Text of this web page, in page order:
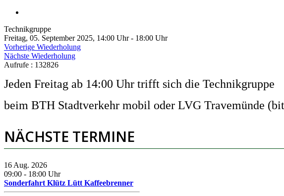
Technikgruppe
Freitag, 05. September 2025, 14:00 Uhr - 18:00 Uhr
Vorherige Wiederholung
Nächste Wiederholung
Aufrufe : 132826
Jeden Freitag ab 14:00 Uhr trifft sich die Technikgruppe
beim BTH Stadtverkehr mobil oder LVG Travemünde
NÄCHSTE TERMINE
16 Aug. 2026
09:00 - 18:00 Uhr
Sonderfahrt Klütz Lütt Kaffeebrenner